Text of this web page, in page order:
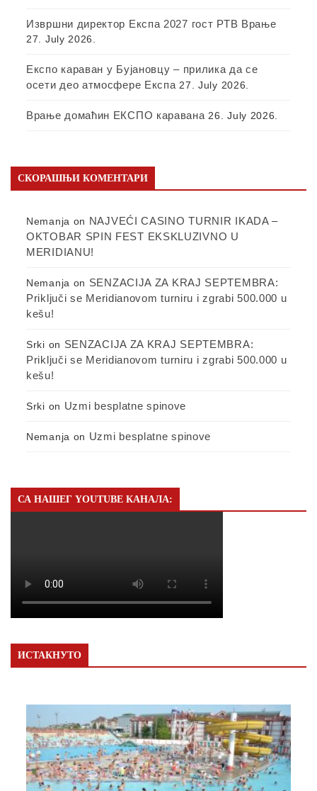
Извршни директор Експа 2027 гост РТВ Врање
27. July 2026.
Експо караван у Бујановцу – прилика да се
осети део атмосфере Експа 27. July 2026.
Врање домаћин ЕКСПО каравана 26. July 2026.
СКОРАШЊИ КОМЕНТАРИ
Nemanja on NAJVEĆI CASINO TURNIR IKADA –
OKTOBAR SPIN FEST EKSKLUZIVNO U
MERIDIANU!
Nemanja on SENZACIJA ZA KRAJ SEPTEMBRA:
Priključi se Meridianovom turniru i zgrabi 500.000 u
kešu!
Srki on SENZACIJA ZA KRAJ SEPTEMBRA:
Priključi se Meridianovom turniru i zgrabi 500.000 u
kešu!
Srki on Uzmi besplatne spinove
Nemanja on Uzmi besplatne spinove
СА НАШЕГ YOUTUBE КАНАЛА:
ИСТАКНУТО